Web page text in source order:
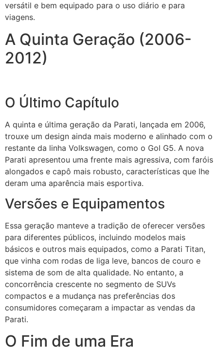
versátil e bem equipado para o uso diário e para
viagens.
A Quinta Geração (2006-
2012)
O Último Capítulo
A quinta e última geração da Parati, lançada em 2006,
trouxe um design ainda mais moderno e alinhado com o
restante da linha Volkswagen, como o Gol G5. A nova
Parati apresentou uma frente mais agressiva, com faróis
alongados e capô mais robusto, características que lhe
deram uma aparência mais esportiva.
Versões e Equipamentos
Essa geração manteve a tradição de oferecer versões
para diferentes públicos, incluindo modelos mais
básicos e outros mais equipados, como a Parati Titan,
que vinha com rodas de liga leve, bancos de couro e
sistema de som de alta qualidade. No entanto, a
concorrência crescente no segmento de SUVs
compactos e a mudança nas preferências dos
consumidores começaram a impactar as vendas da
Parati.
O Fim de uma Era